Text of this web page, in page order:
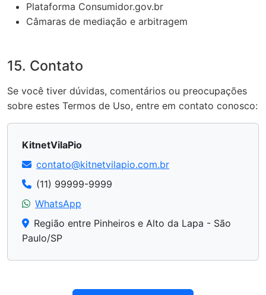
Plataforma Consumidor.gov.br
Câmaras de mediação e arbitragem
15. Contato
Se você tiver dúvidas, comentários ou preocupações
sobre estes Termos de Uso, entre em contato conosco:
KitnetVilaPio
contato@kitnetvilapio.com.br
(11) 99999-9999
WhatsApp
Região entre Pinheiros e Alto da Lapa - São
Paulo/SP